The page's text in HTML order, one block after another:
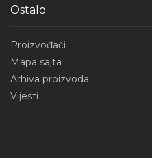
Ostalo
Proizvođači
Mapa sajta
Arhiva proizvoda
Vijesti